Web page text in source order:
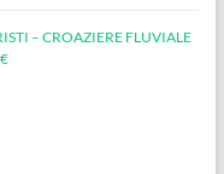
– CROAZIERE FLUVIALE